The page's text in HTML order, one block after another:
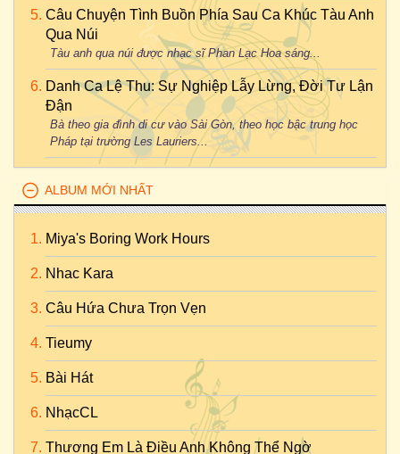
Câu Chuyện Tình Buồn Phía Sau Ca Khúc Tàu Anh
Qua Núi
Tàu anh qua núi được nhạc sĩ Phan Lạc Hoa sáng...
Danh Ca Lệ Thu: Sự Nghiệp Lẫy Lừng, Đời Tư Lận
Đận
Bà theo gia đình di cư vào Sài Gòn, theo học bậc trung học
Pháp tại trường Les Lauriers...
ALBUM MỚI NHẤT
Miya's Boring Work Hours
Nhac Kara
Câu Hứa Chưa Trọn Vẹn
Tieumy
Bài Hát
NhạcCL
Thương Em Là Điều Anh Không Thể Ngờ